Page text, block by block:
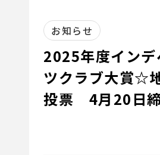
お知らせ
2025年度インデ
ツクラブ大賞☆
投票 4月20日締